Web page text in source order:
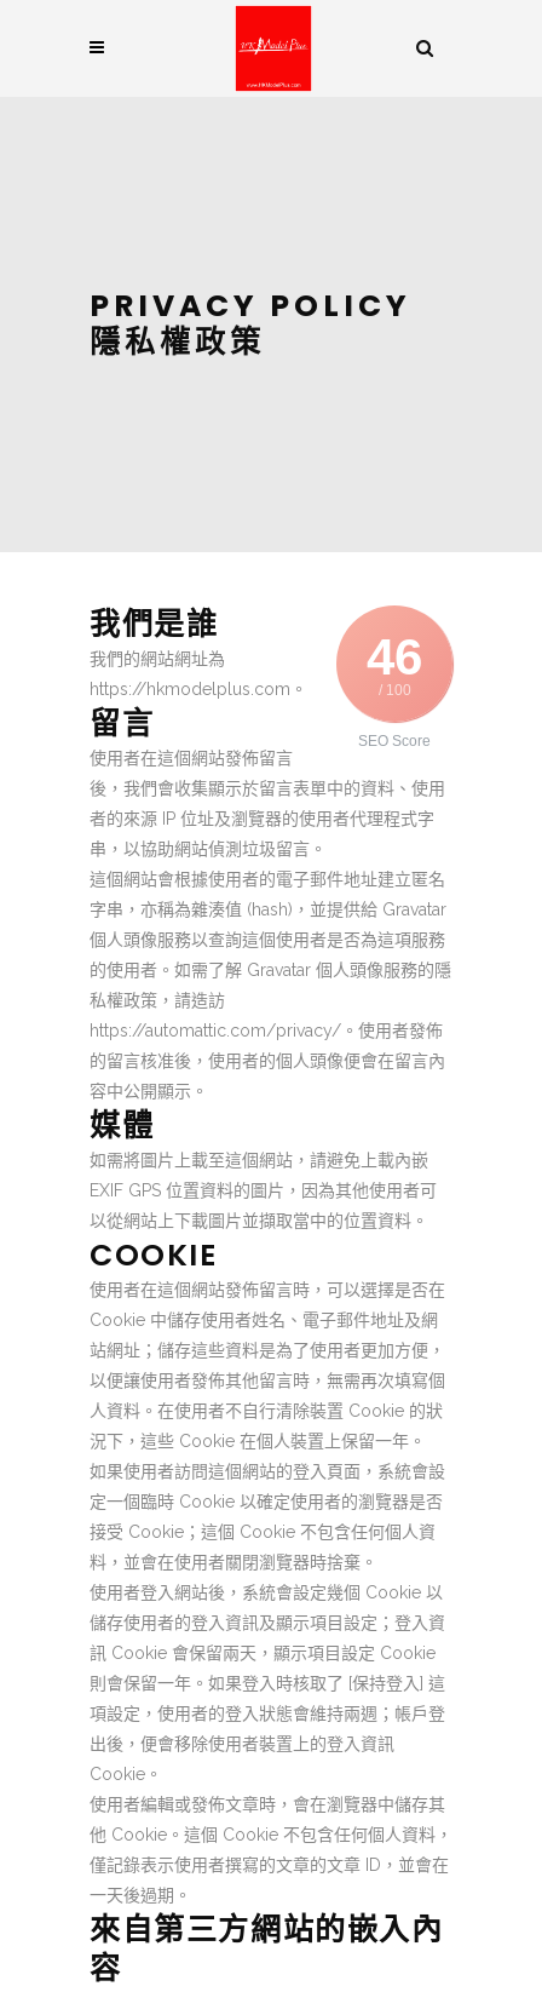
PRIVACY POLICY
隱私權政策
46
/ 100
SEO Score
我們是誰
我們的網站網址為
https://hkmodelplus.com。
留言
使用者在這個網站發佈留言
後，我們會收集顯示於留言表單中的資料、使用
者的來源 IP 位址及瀏覽器的使用者代理程式字
串，以協助網站偵測垃圾留言。
這個網站會根據使用者的電子郵件地址建立匿名
字串，亦稱為雜湊值 (hash)，並提供給 Gravatar
個人頭像服務以查詢這個使用者是否為這項服務
的使用者。如需了解 Gravatar 個人頭像服務的隱
私權政策，請造訪
https://automattic.com/privacy/。使用者發佈
的留言核准後，使用者的個人頭像便會在留言內
容中公開顯示。
媒體
如需將圖片上載至這個網站，請避免上載內嵌
EXIF GPS 位置資料的圖片，因為其他使用者可
以從網站上下載圖片並擷取當中的位置資料。
COOKIE
使用者在這個網站發佈留言時，可以選擇是否在
Cookie 中儲存使用者姓名、電子郵件地址及網
站網址；儲存這些資料是為了使用者更加方便，
以便讓使用者發佈其他留言時，無需再次填寫個
人資料。在使用者不自行清除裝置 Cookie 的狀
況下，這些 Cookie 在個人裝置上保留一年。
如果使用者訪問這個網站的登入頁面，系統會設
定一個臨時 Cookie 以確定使用者的瀏覽器是否
接受 Cookie；這個 Cookie 不包含任何個人資
料，並會在使用者關閉瀏覽器時捨棄。
使用者登入網站後，系統會設定幾個 Cookie 以
儲存使用者的登入資訊及顯示項目設定；登入資
訊 Cookie 會保留兩天，顯示項目設定 Cookie
則會保留一年。如果登入時核取了 [保持登入] 這
項設定，使用者的登入狀態會維持兩週；帳戶登
出後，便會移除使用者裝置上的登入資訊
Cookie。
使用者編輯或發佈文章時，會在瀏覽器中儲存其
他 Cookie。這個 Cookie 不包含任何個人資料，
僅記錄表示使用者撰寫的文章的文章 ID，並會在
一天後過期。
來自第三方網站的嵌入內
容